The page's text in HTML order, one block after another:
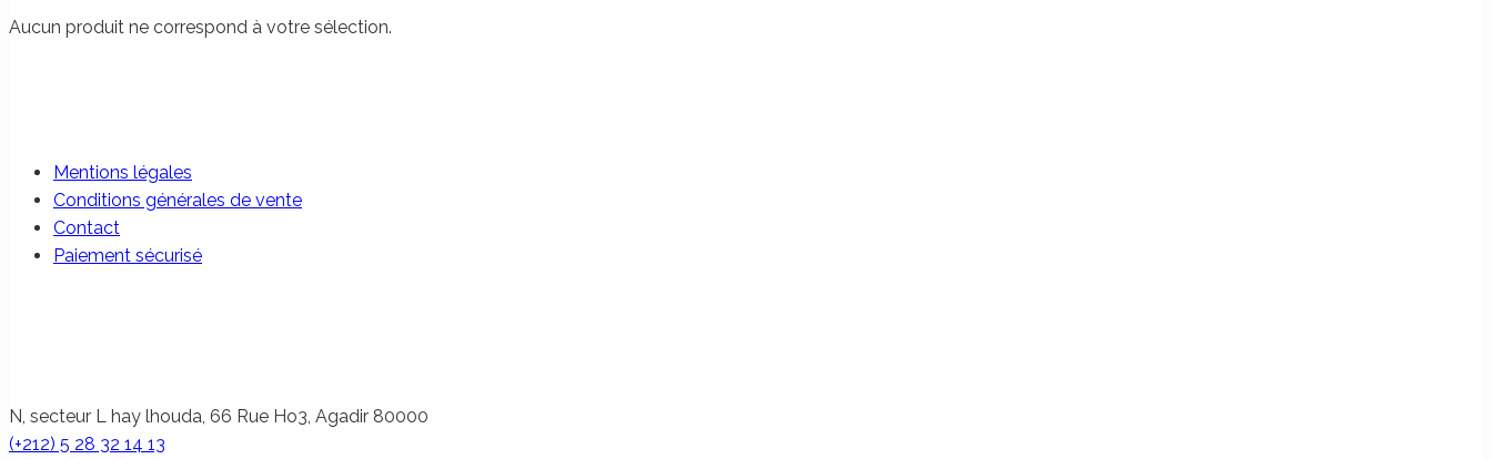
Aucun produit ne correspond à votre sélection.
Mentions légales
Conditions générales de vente
Contact
Paiement sécurisé
N, secteur L hay lhouda, 66 Rue Ho3, Agadir 80000
(+212) 5 28 32 14 13